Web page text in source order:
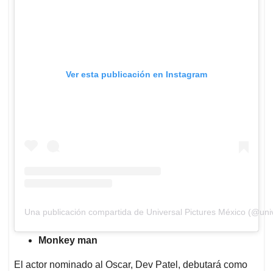
Ver esta publicación en Instagram
Una publicación compartida de Universal Pictures México
Monkey man
El actor nominado al Oscar, Dev Patel, debutará como